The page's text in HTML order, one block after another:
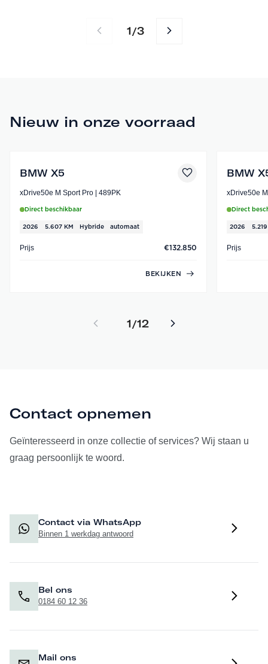
1/3
Nieuw in onze voorraad
BMW X5
xDrive50e M Sport Pro | 489PK
Direct beschikbaar
2026 5.607 KM Hybride automaat
Prijs €132.850
BEKIJKEN
BMW
Direct
2026
Prijs
1/12
Contact opnemen
Geïnteresseerd in onze collectie of services? Wij staan u
graag persoonlijk te woord.
Contact via WhatsApp
Binnen 1 werkdag antwoord
Bel ons
0184 60 12 36
Mail ons